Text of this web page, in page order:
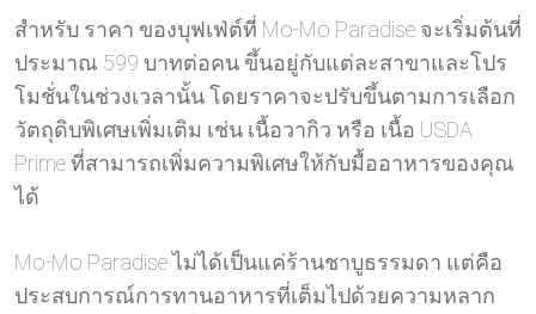
สำหรับ ราคา ของบุฟเฟ่ต์ที่ Mo-Mo Paradise จะเริ่มต้นที่
ประมาณ 599 บาทต่อคน ขึ้นอยู่กับแต่ละสาขาและโปร
โมชั่นในช่วงเวลานั้น โดยราคาจะปรับขึ้นตามการเลือก
วัตถุดิบพิเศษเพิ่มเติม เช่น เนื้อวากิว หรือ เนื้อ USDA
Prime ที่สามารถเพิ่มความพิเศษให้กับมื้ออาหารของคุณ
ได้
Mo-Mo Paradise ไม่ได้เป็นแค่ร้านชาบูธรรมดา แต่คือ
ประสบการณ์การทานอาหารที่เต็มไปด้วยความหลาก